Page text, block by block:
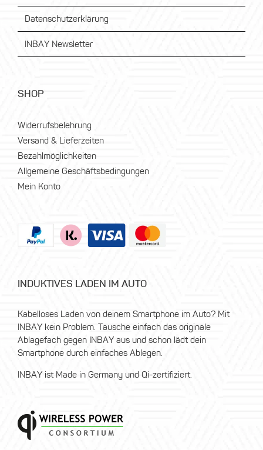
Datenschutzerklärung
INBAY Newsletter
SHOP
Widerrufsbelehrung
Versand & Lieferzeiten
Bezahlmöglichkeiten
Allgemeine Geschäftsbedingungen
Mein Konto
INDUKTIVES LADEN IM AUTO
Kabelloses Laden von deinem Smartphone im Auto? Mit
INBAY kein Problem. Tausche einfach das originale
Ablagefach gegen INBAY aus und schon lädt dein
Smartphone durch einfaches Ablegen.
INBAY ist Made in Germany und Qi-zertifiziert.